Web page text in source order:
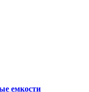
емкости